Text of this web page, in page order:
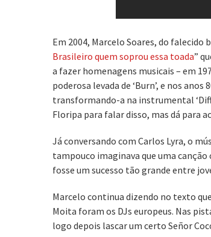
Em 2004, Marcelo Soares, do
Brasileiro quem soprou essa toada”
a fazer homenagens musicais – em
poderosa levada de ‘Burn’, e nos
transformando-a na instrumental
Floripa para falar disso, mas dá para
Já conversando com Carlos Lyra, o
tampouco imaginava que uma
fosse um sucesso tão grande entre
Marcelo continua dizendo no texto
Moita foram os DJs europeus. Nas
logo depois lascar um certo Señor